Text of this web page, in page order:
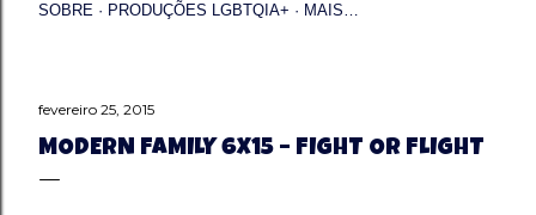
SOBRE PRODUÇÕES LGBTQIA+ MAIS…
fevereiro 25, 2015
MODERN FAMILY 6X15 – FIGHT OR FLIGHT